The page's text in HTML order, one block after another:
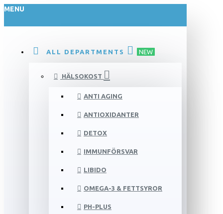
MENU
ALL DEPARTMENTS NEW
HÄLSOKOST
ANTI AGING
ANTIOXIDANTER
DETOX
IMMUNFÖRSVAR
LIBIDO
OMEGA-3 & FETTSYROR
PH-PLUS